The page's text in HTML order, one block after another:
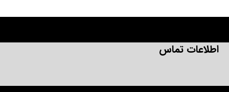
اطلاعات تماس